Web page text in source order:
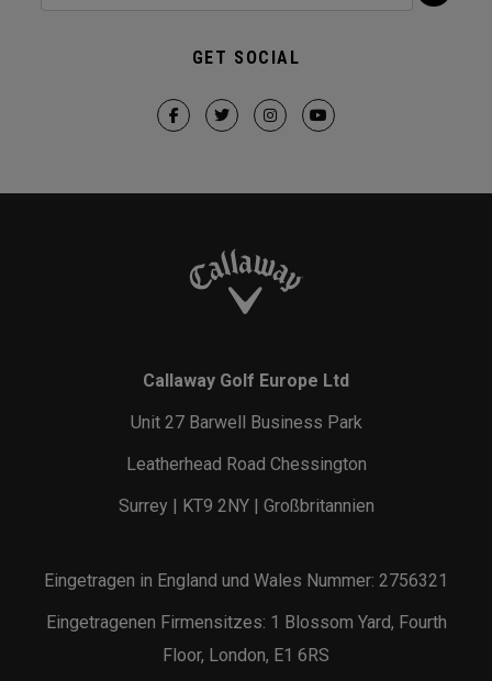
GET SOCIAL
Callaway Golf Europe Ltd
Unit 27 Barwell Business Park
Leatherhead Road Chessington
Surrey | KT9 2NY | Großbritannien
Eingetragen in England und Wales Nummer: 2756321
Eingetragenen Firmensitzes: 1 Blossom Yard, Fourth
Floor, London, E1 6RS